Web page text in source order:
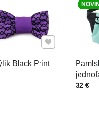
Black Print
s DPH
Pridať k
Cena s
32 €